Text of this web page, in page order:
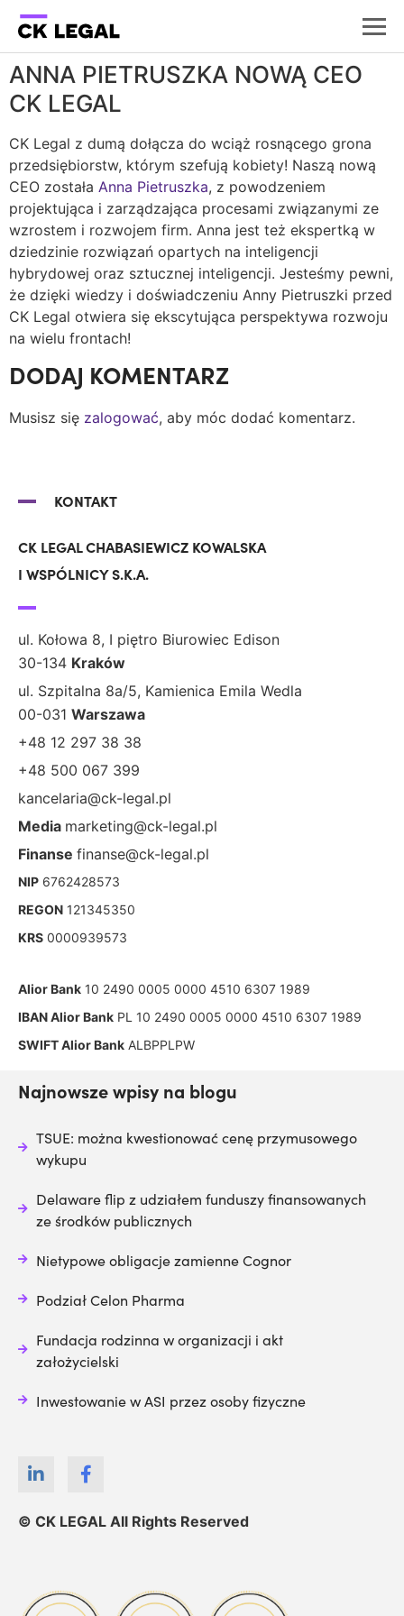
ANNA PIETRUSZKA NOWĄ CEO
CK LEGAL
CK Legal z dumą dołącza do wciąż rosnącego grona
przedsiębiorstw, którym szefują kobiety! Naszą nową
CEO została Anna Pietruszka, z powodzeniem
projektująca i zarządzająca procesami związanymi ze
wzrostem i rozwojem firm. Anna jest też ekspertką w
dziedzinie rozwiązań opartych na inteligencji
hybrydowej oraz sztucznej inteligencji. Jesteśmy pewni,
że dzięki wiedzy i doświadczeniu Anny Pietruszki przed
CK Legal otwiera się ekscytująca perspektywa rozwoju
na wielu frontach!
DODAJ KOMENTARZ
Musisz się zalogować, aby móc dodać komentarz.
KONTAKT
CK LEGAL CHABASIEWICZ KOWALSKA
I WSPÓLNICY S.K.A.
ul. Kołowa 8, I piętro Biurowiec Edison
30-134 Kraków
ul. Szpitalna 8a/5, Kamienica Emila Wedla
00-031 Warszawa
+48 12 297 38 38
+48 500 067 399
kancelaria@ck-legal.pl
Media marketing@ck-legal.pl
Finanse finanse@ck-legal.pl
NIP 6762428573
REGON 121345350
KRS 0000939573
Alior Bank 10 2490 0005 0000 4510 6307 1989
IBAN Alior Bank PL 10 2490 0005 0000 4510 6307 1989
SWIFT Alior Bank ALBPPLPW
© CK LEGAL All Rights Reserved
Najnowsze wpisy na blogu
TSUE: można kwestionować cenę przymusowego
wykupu
Delaware flip z udziałem funduszy finansowanych
ze środków publicznych
Nietypowe obligacje zamienne Cognor
Podział Celon Pharma
Fundacja rodzinna w organizacji i akt
założycielski
Inwestowanie w ASI przez osoby fizyczne